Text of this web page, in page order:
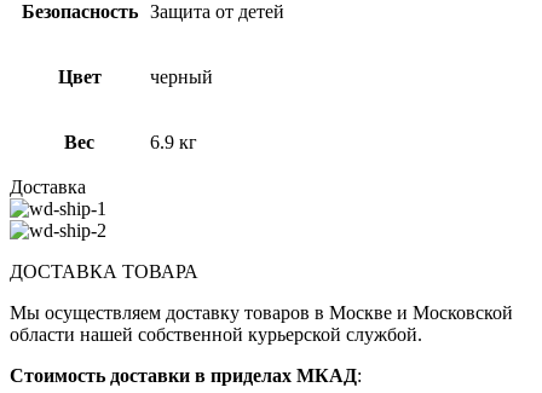
Безопасность Защита от детей
Цвет черный
Вес 6.9 кг
Доставка
ДОСТАВКА ТОВАРА
Мы осуществляем доставку товаров в Москве и Московской
области нашей собственной курьерской службой.
Стоимость доставки в приделах МКАД: